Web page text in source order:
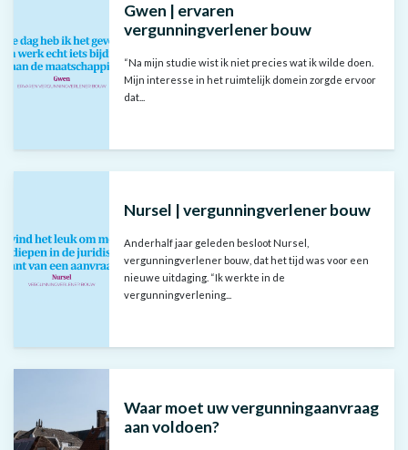
Gwen | ervaren
vergunningverlener bouw
“Na mijn studie wist ik niet precies wat ik wilde doen.
Mijn interesse in het ruimtelijk domein zorgde ervoor
dat...
Nursel | vergunningverlener bouw
Anderhalf jaar geleden besloot Nursel,
vergunningverlener bouw, dat het tijd was voor een
nieuwe uitdaging. “Ik werkte in de
vergunningverlening...
Waar moet uw vergunningaanvraag
aan voldoen?